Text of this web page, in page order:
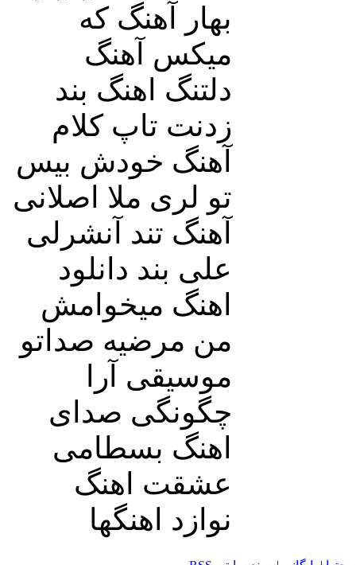
بهار آهنگ که
میکس آهنگ
دلتنگ اهنگ بند
زدنت تاپ کلام
آهنگ خودش بیس
تو لری ملا اصلانی
آهنگ تند آنشرلی
علی بند دانلود
اهنگ میخوامش
من مرضیه صداتو
موسیقی آرا
چگونگی صدای
اهنگ بسطامی
عشقت اهنگ
نوازد اهنگها